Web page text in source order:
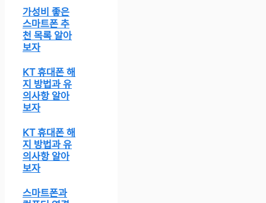
가성비 좋은
스마트폰 추
천 목록 알아
보자
KT 휴대폰 해
지 방법과 유
의사항 알아
보자
KT 휴대폰 해
지 방법과 유
의사항 알아
보자
스마트폰과